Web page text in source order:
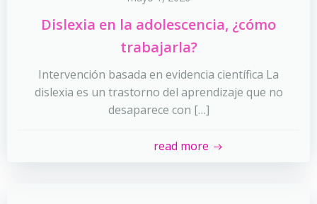
Dislexia en la adolescencia, ¿cómo
trabajarla?
Intervención basada en evidencia científica La
dislexia es un trastorno del aprendizaje que no
desaparece con […]
read more